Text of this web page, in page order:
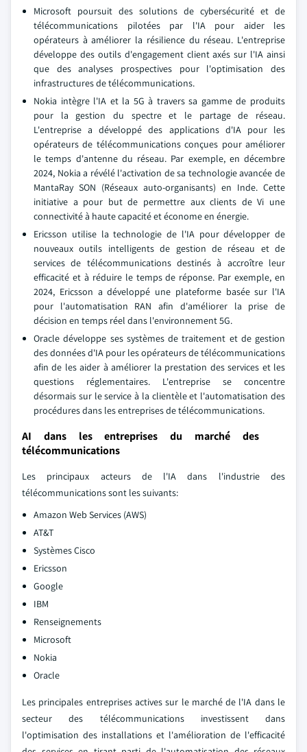
Microsoft poursuit des solutions de cybersécurité et de
télécommunications pilotées par l'IA pour aider les
opérateurs à améliorer la résilience du réseau. L'entreprise
développe des outils d'engagement client axés sur l'IA ainsi
que des analyses prospectives pour l'optimisation des
infrastructures de télécommunications.
Nokia intègre l'IA et la 5G à travers sa gamme de produits
pour la gestion du spectre et le partage de réseau.
L'entreprise a développé des applications d'IA pour les
opérateurs de télécommunications conçues pour améliorer
le temps d'antenne du réseau. Par exemple, en décembre
2024, Nokia a révélé l'activation de sa technologie avancée de
MantaRay SON (Réseaux auto-organisants) en Inde. Cette
initiative a pour but de permettre aux clients de Vi une
connectivité à haute capacité et économe en énergie.
Ericsson utilise la technologie de l'IA pour développer de
nouveaux outils intelligents de gestion de réseau et de
services de télécommunications destinés à accroître leur
efficacité et à réduire le temps de réponse. Par exemple, en
2024, Ericsson a développé une plateforme basée sur l'IA
pour l'automatisation RAN afin d'améliorer la prise de
décision en temps réel dans l'environnement 5G.
Oracle développe ses systèmes de traitement et de gestion
des données d'IA pour les opérateurs de télécommunications
afin de les aider à améliorer la prestation des services et les
questions réglementaires. L'entreprise se concentre
désormais sur le service à la clientèle et l'automatisation des
procédures dans les entreprises de télécommunications.
AI dans les entreprises du marché des
télécommunications
Les principaux acteurs de l'IA dans l'industrie des
télécommunications sont les suivants:
Amazon Web Services (AWS)
AT&T
Systèmes Cisco
Ericsson
Google
IBM
Renseignements
Microsoft
Nokia
Oracle
Les principales entreprises actives sur le marché de l'IA dans le
secteur des télécommunications investissent dans
l'optimisation des installations et l'amélioration de l'efficacité